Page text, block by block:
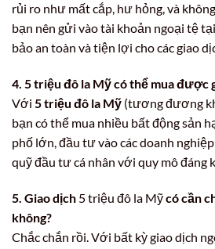
rủi ro như mất cắp, hư hỏng, và
bạn nên gửi vào tài khoản ngoại tệ
bảo an toàn và tiện lợi cho các giao
4. 5 triệu đô la Mỹ có thể mua được
Với 5 triệu đô la Mỹ (tương đương
bạn có thể mua nhiều bất động sản
phố lớn, đầu tư vào các doanh
quỹ đầu tư cá nhân với quy mô đáng
5. Giao dịch 5 triệu đô la Mỹcó cần
không?
Chắc chắn rồi. Với bất kỳ giao dịch